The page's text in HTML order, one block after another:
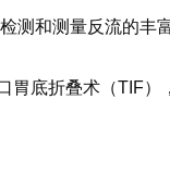
测和测量反流的丰
底折叠术（TIF）